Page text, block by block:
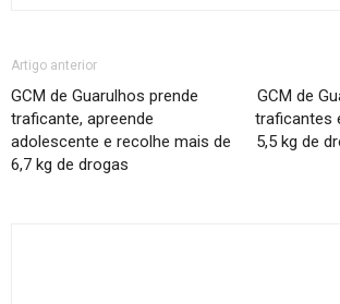
Artigo anterior
GCM de Guarulhos prende
traficante, apreende
adolescente e recolhe mais de
6,7 kg de drogas
GCM de
traficantes
5,5 kg de